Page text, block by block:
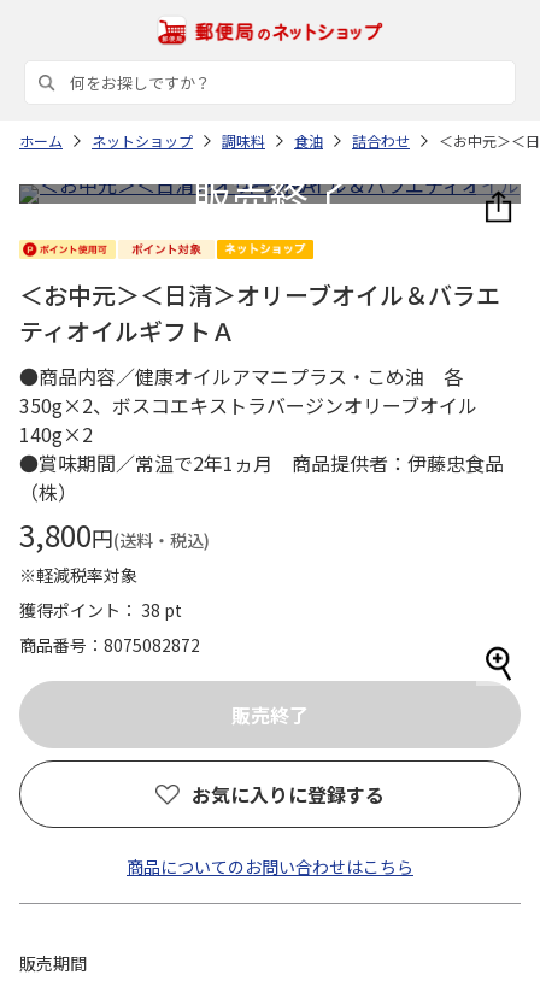
ホーム ネットショップ 調味料 食油 詰合わせ ＜お中元＞＜
＜お中元＞＜日清＞オリーブオイル＆バラエ
ティオイルギフトＡ
●商品内容／健康オイルアマニプラス・こめ油 各
350g×2、ボスコエキストラバージンオリーブオイル
140g×2
●賞味期間／常温で2年1ヵ月 商品提供者：伊藤忠食品
（株）
3,800円(送料・税込)
※軽減税率対象
獲得ポイント： 38 pt
商品番号
8075082872
お気に入りに登録する
商品についてのお問い合わせはこちら
販売期間